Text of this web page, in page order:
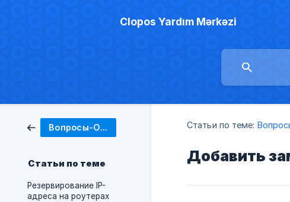
Clopos Yardım Mərkəzi
Вопросы-Ответы
Статьи по теме
Резервирование IP-
адреса на роутерах
Статьи по теме:
Добавить